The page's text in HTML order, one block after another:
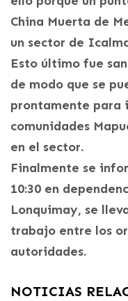
China Muerta de
un sector de
Esto último fue
de modo que se
prontamente para
comunidades
en el sector.
Finalmente se
10:30 en
Lonquimay, se
trabajo entre los
autoridades.
NOTICIAS